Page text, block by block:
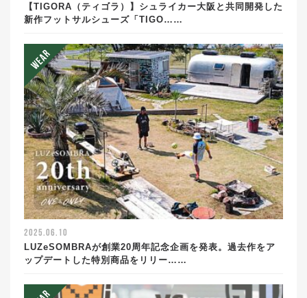
【TIGORA（ティゴラ）】シュライカー大阪と共同開発した
新作フットサルシューズ「TIGO……
2025.06.10
LUZeSOMBRAが創業20周年記念企画を発表。過去作をア
ップデートした特別商品をリリー……